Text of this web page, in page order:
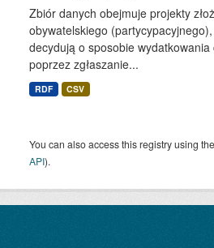
Zbiór danych obejmuje projekty
obywatelskiego
decydują o sposobie
poprzez zgłaszanie...
RDF CSV
You can also access this registry using the
API).